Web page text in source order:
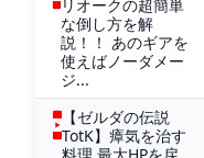
リオークの超簡単
な倒し方を解
説！！ あのギアを
使えばノーダメー
ジ...
【ゼルダの伝説
TotK】瘴気を治す